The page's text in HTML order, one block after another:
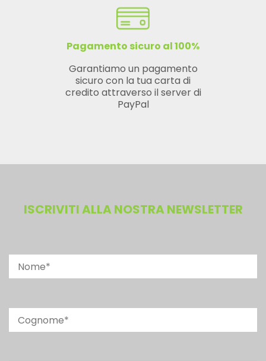
Pagamento sicuro al 100%
Garantiamo un pagamento
sicuro con la tua carta di
credito attraverso il server di
PayPal
ISCRIVITI ALLA NOSTRA NEWSLETTER